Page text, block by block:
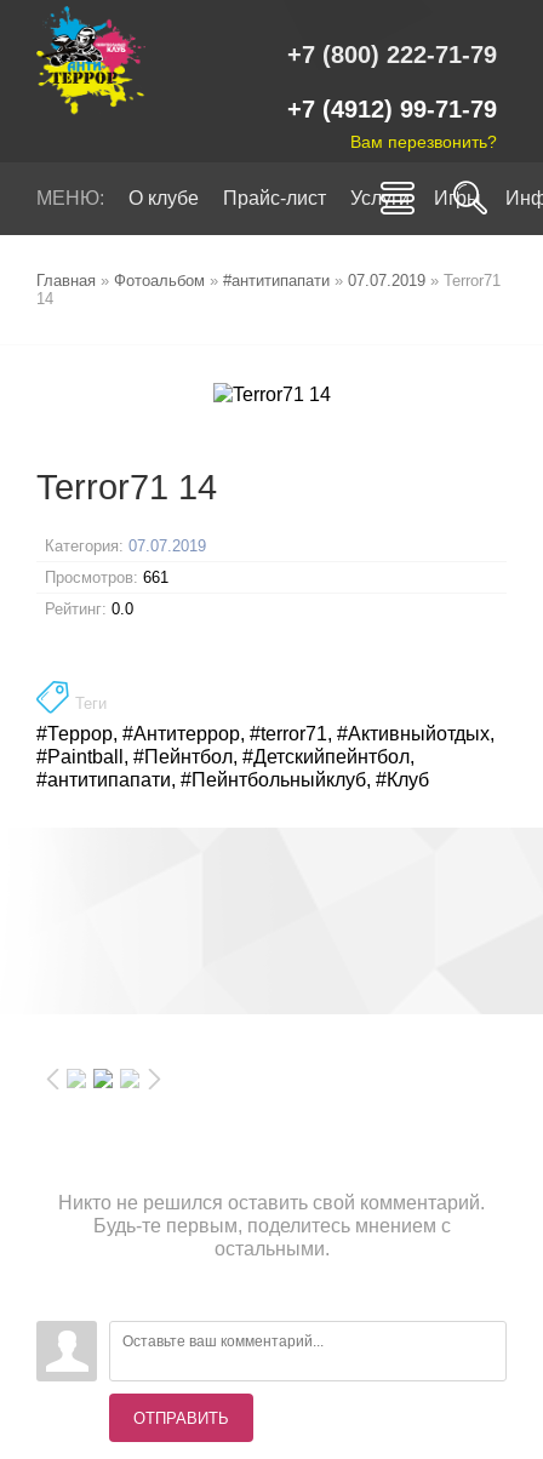
+7 (800) 222-71-79
+7 (4912) 99-71-79
Вам перезвонить?
МЕНЮ: О клубе Прайс-лист Услуги Игры
Главная » Фотоальбом » #антитипапати » 07.07.2019 » Terror71
14
Terror71 14
Категория: 07.07.2019
Просмотров: 661
Рейтинг: 0.0
Теги
#Террор, #Антитеррор, #terror71, #Активныйотдых,
#Paintball , #Пейнтбол, #Детскийпейнтбол,
#антитипапати, #Пейнтбольныйклуб, #Клуб
Никто не решился оставить свой комментарий.
Будь-те первым, поделитесь мнением с
остальными.
ОТПРАВИТЬ